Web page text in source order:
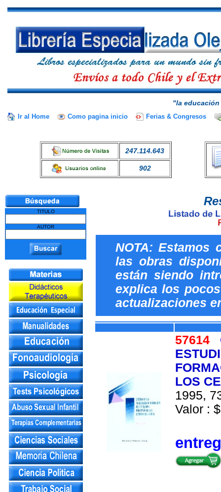
"la
Ir al Home Como pagina inicio Ferias & Congresos
247.114.643
902
TITULO
AUTOR
NOTA: Estamos
las obras
están siendo
explica los
actualizaciones
57614
LOS
1995,
Valor :